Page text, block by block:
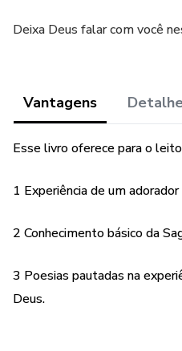
Deixa Deus falar com você
Vantagens
Esse livro oferece para o
1 Experiência de um
2 Conhecimento básico da
3 Poesias pautadas na
Deus.